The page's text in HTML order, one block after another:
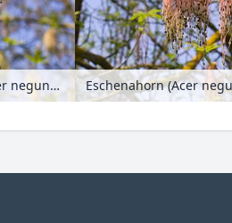
Eschenahorn (Acer negundo) mit weiblichen Blüten Eschenahorn (Acer